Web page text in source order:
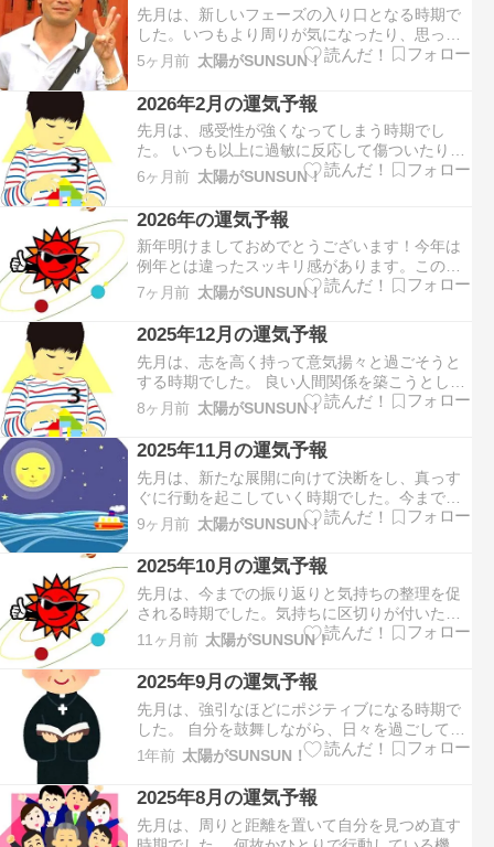
先月は、新しいフェーズの入り口となる時期で
した。いつもより周りが気になったり、思った
ような成果が得られなかった方は多いのではな
いでしょうか。まるで何かを試されているよう
な感覚を感じていたと思います。今月は、安
定、基礎、現実性などを示す４の運気となりま
す。自分の価値観が強く前に出…
5ヶ月前 太陽がSUNSUN！
2026年2月の運気予報
先月は、感受性が強くなってしまう時期でし
た。 いつも以上に過敏に反応して傷ついたり、
イライラしてしまったという方は多いのではな
いでしょうか。 気持ちと行動がうまく嚙み合わ
ない感覚があったと思います。今月は、希望、
創造性、歓喜などを示す３の運気となります。
自分の気持ちを上手く表現…
6ヶ月前 太陽がSUNSUN！
2026年の運気予報
新年明けましておめでとうございます！今年は
例年とは違ったスッキリ感があります。この予
感が良い方向に動いてくれるように願っていま
す。(^^)今年の運気です。2026年は開始、自
立、独立などを示す１の運気となります。新し
い９年周期が始まる年です。なので何かを始め
たり、原点に戻ってや…
7ヶ月前 太陽がSUNSUN！
2025年12月の運気予報
先月は、志を高く持って意気揚々と過ごそうと
する時期でした。 良い人間関係を築こうとした
り、笑顔で過ごそうとしていた方は多いのでは
ないでしょうか。 心の葛藤がありながらもポジ
ティブでいられたと思います。今月は、歓喜、
想像、希望などを示す３の運気となります。自
分の想いを実現させるた…
8ヶ月前 太陽がSUNSUN！
2025年11月の運気予報
先月は、新たな展開に向けて決断をし、真っす
ぐに行動を起こしていく時期でした。今までと
は違った方向に舵を切ることになった方は多い
のではないでしょうか。 驚くほど自然に気持ち
の切り替えができていたと思います。今月は、
受容、協調、バランスなどを示す２の運気とな
ります。良い協力関係を築…
9ヶ月前 太陽がSUNSUN！
2025年10月の運気予報
先月は、今までの振り返りと気持ちの整理を促
される時期でした。気持ちに区切りが付いた
り、諦めがつくような出来事があった方は多い
のではないでしょうか。 その割にはスッキリと
した気持ちで過ごせていたと思います。今月
は、開始、自立、決断などを示す１の運気とな
ります。新たな展開に向けて決…
11ヶ月前 太陽がSUNSUN！
2025年9月の運気予報
先月は、強引なほどにポジティブになる時期で
した。 自分を鼓舞しながら、日々を過ごしてい
たという方は多いのではないでしょうか。 いつ
もより前向きに精力的に動けていたと思いま
す。今月は、完結、手放す、整理などを示す９
の運気となります。自分の気持ちに区切りがつ
けられたり、意外とあっさ…
1年前 太陽がSUNSUN！
2025年8月の運気予報
先月は、周りと距離を置いて自分を見つめ直す